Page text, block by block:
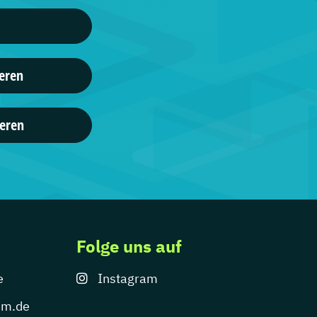
Folge uns auf
Instagram